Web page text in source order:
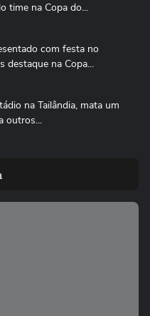
time na Copa do...
com festa no
destaque na Copa...
na Tailândia, mata um
outros...
ironiza:...